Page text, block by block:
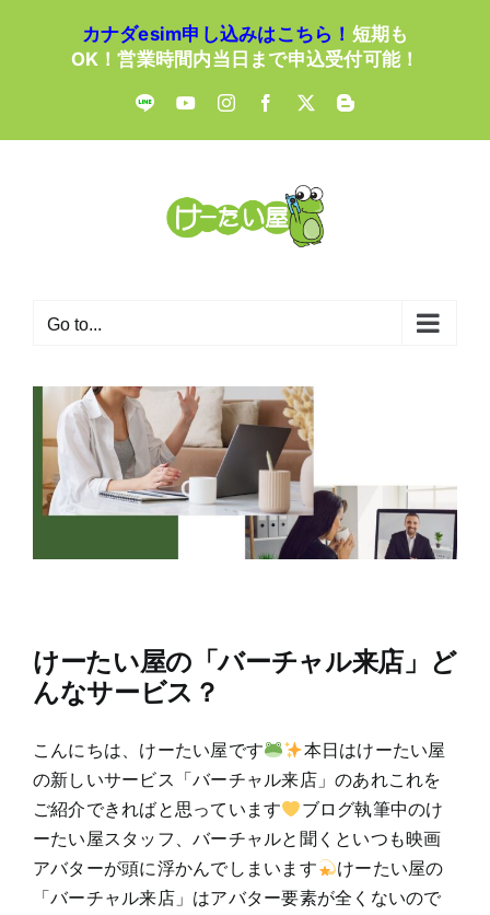
カナダesim申し込みはこちら！ 短期も
OK！営業時間内当日まで申込受付可能！
LINE YouTubeInstagramFacebook
X Blogger
Go to...
けーたい屋の「バーチャル来店」ど
んなサービス？
こんにちは、けーたい屋です
本日はけーたい屋
の新しいサービス「バーチャル来店」のあれこれを
ご紹介できればと思っています
ブログ執筆中のけ
ーたい屋スタッフ、バーチャルと聞くといつも映画
アバターが頭に浮かんでしまいます
けーたい屋の
「バーチャル来店」はアバター要素が全くないので